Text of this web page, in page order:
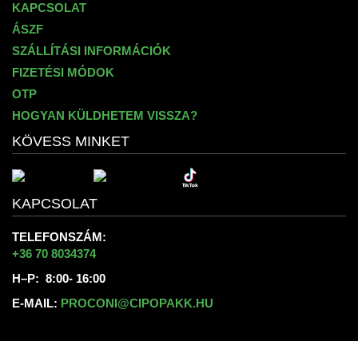
KAPCSOLAT
ÁSZF
SZÁLLÍTÁSI INFORMÁCIÓK
FIZETÉSI MÓDOK
OTP
HOGYAN KÜLDHETEM VISSZA?
KÖVESS MINKET
KAPCSOLAT
TELEFONSZÁM:
+36 70 8034374
H–P: 8:00- 16:00
E-MAIL: PROCONI@CIPOPAKK.HU